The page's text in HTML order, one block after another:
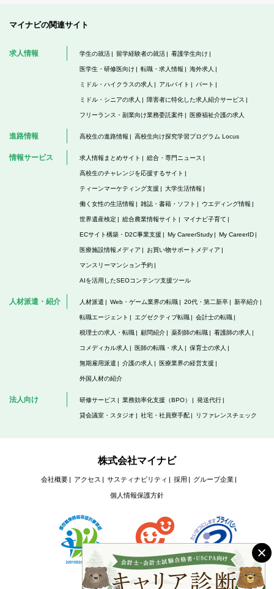
マイナビの関連サイト
求人情報 学生の就活 留学経験者の就活 看護学生向け
医学生・研修医向け 転職・求人情報 海外求人
ミドル・ハイクラスの求人 アルバイト パート
ミドル・シニアの求人 障害者に特化した求人紹介サービス
フリーランス・副業向け業務委託案件 医療福祉介護の求人
進路情報 高校生の進路情報 高校生向け探究学習プログラム Locus
情報サービス 求人情報まとめサイト 総合・専門ニュース
高校生のチャレンジを応援するサイト
ティーンマーケティング支援 大学生活情報
働く女性の生活情報 雑誌・書籍・ソフト ウエディング情報
世界遺産検定 総合農業情報サイト マイナビ子育て
ECサイト構築・D2C事業支援 My CareerStudy My CareerID
医療施設情報メディア お買い物サポートメディア
マンスリーマンション予約
AIを活用したSEOコンテンツ支援ツール
人材派遣・紹介 人材派遣 Web・ゲーム業界の転職 20代・第二新卒 新卒紹介
転職エージェント エグゼクティブ転職 会計士の転職
税理士の求人・転職 顧問紹介 薬剤師の転職 看護師の求人
コメディカル求人 医師の転職・求人 保育士の求人
無期雇用派遣 介護の求人 医療業界の経営支援
外国人材の紹介
法人向け 研修サービス 業務効率化支援（BPO） 発送代行
貸会議室・スタジオ 社宅・社員寮手配 リファレンスチェック
株式会社マイナビ
会社概要 アクセス サスティナビリティ 採用 グループ企業
個人情報保護方針